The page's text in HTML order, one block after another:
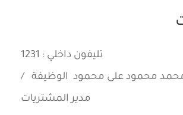
تليفون داخلي : 1231
محمود على محمود الوظيفة /
مدير المشتريات